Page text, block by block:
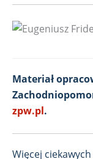
Materiał
zpw.pl.
Więcej